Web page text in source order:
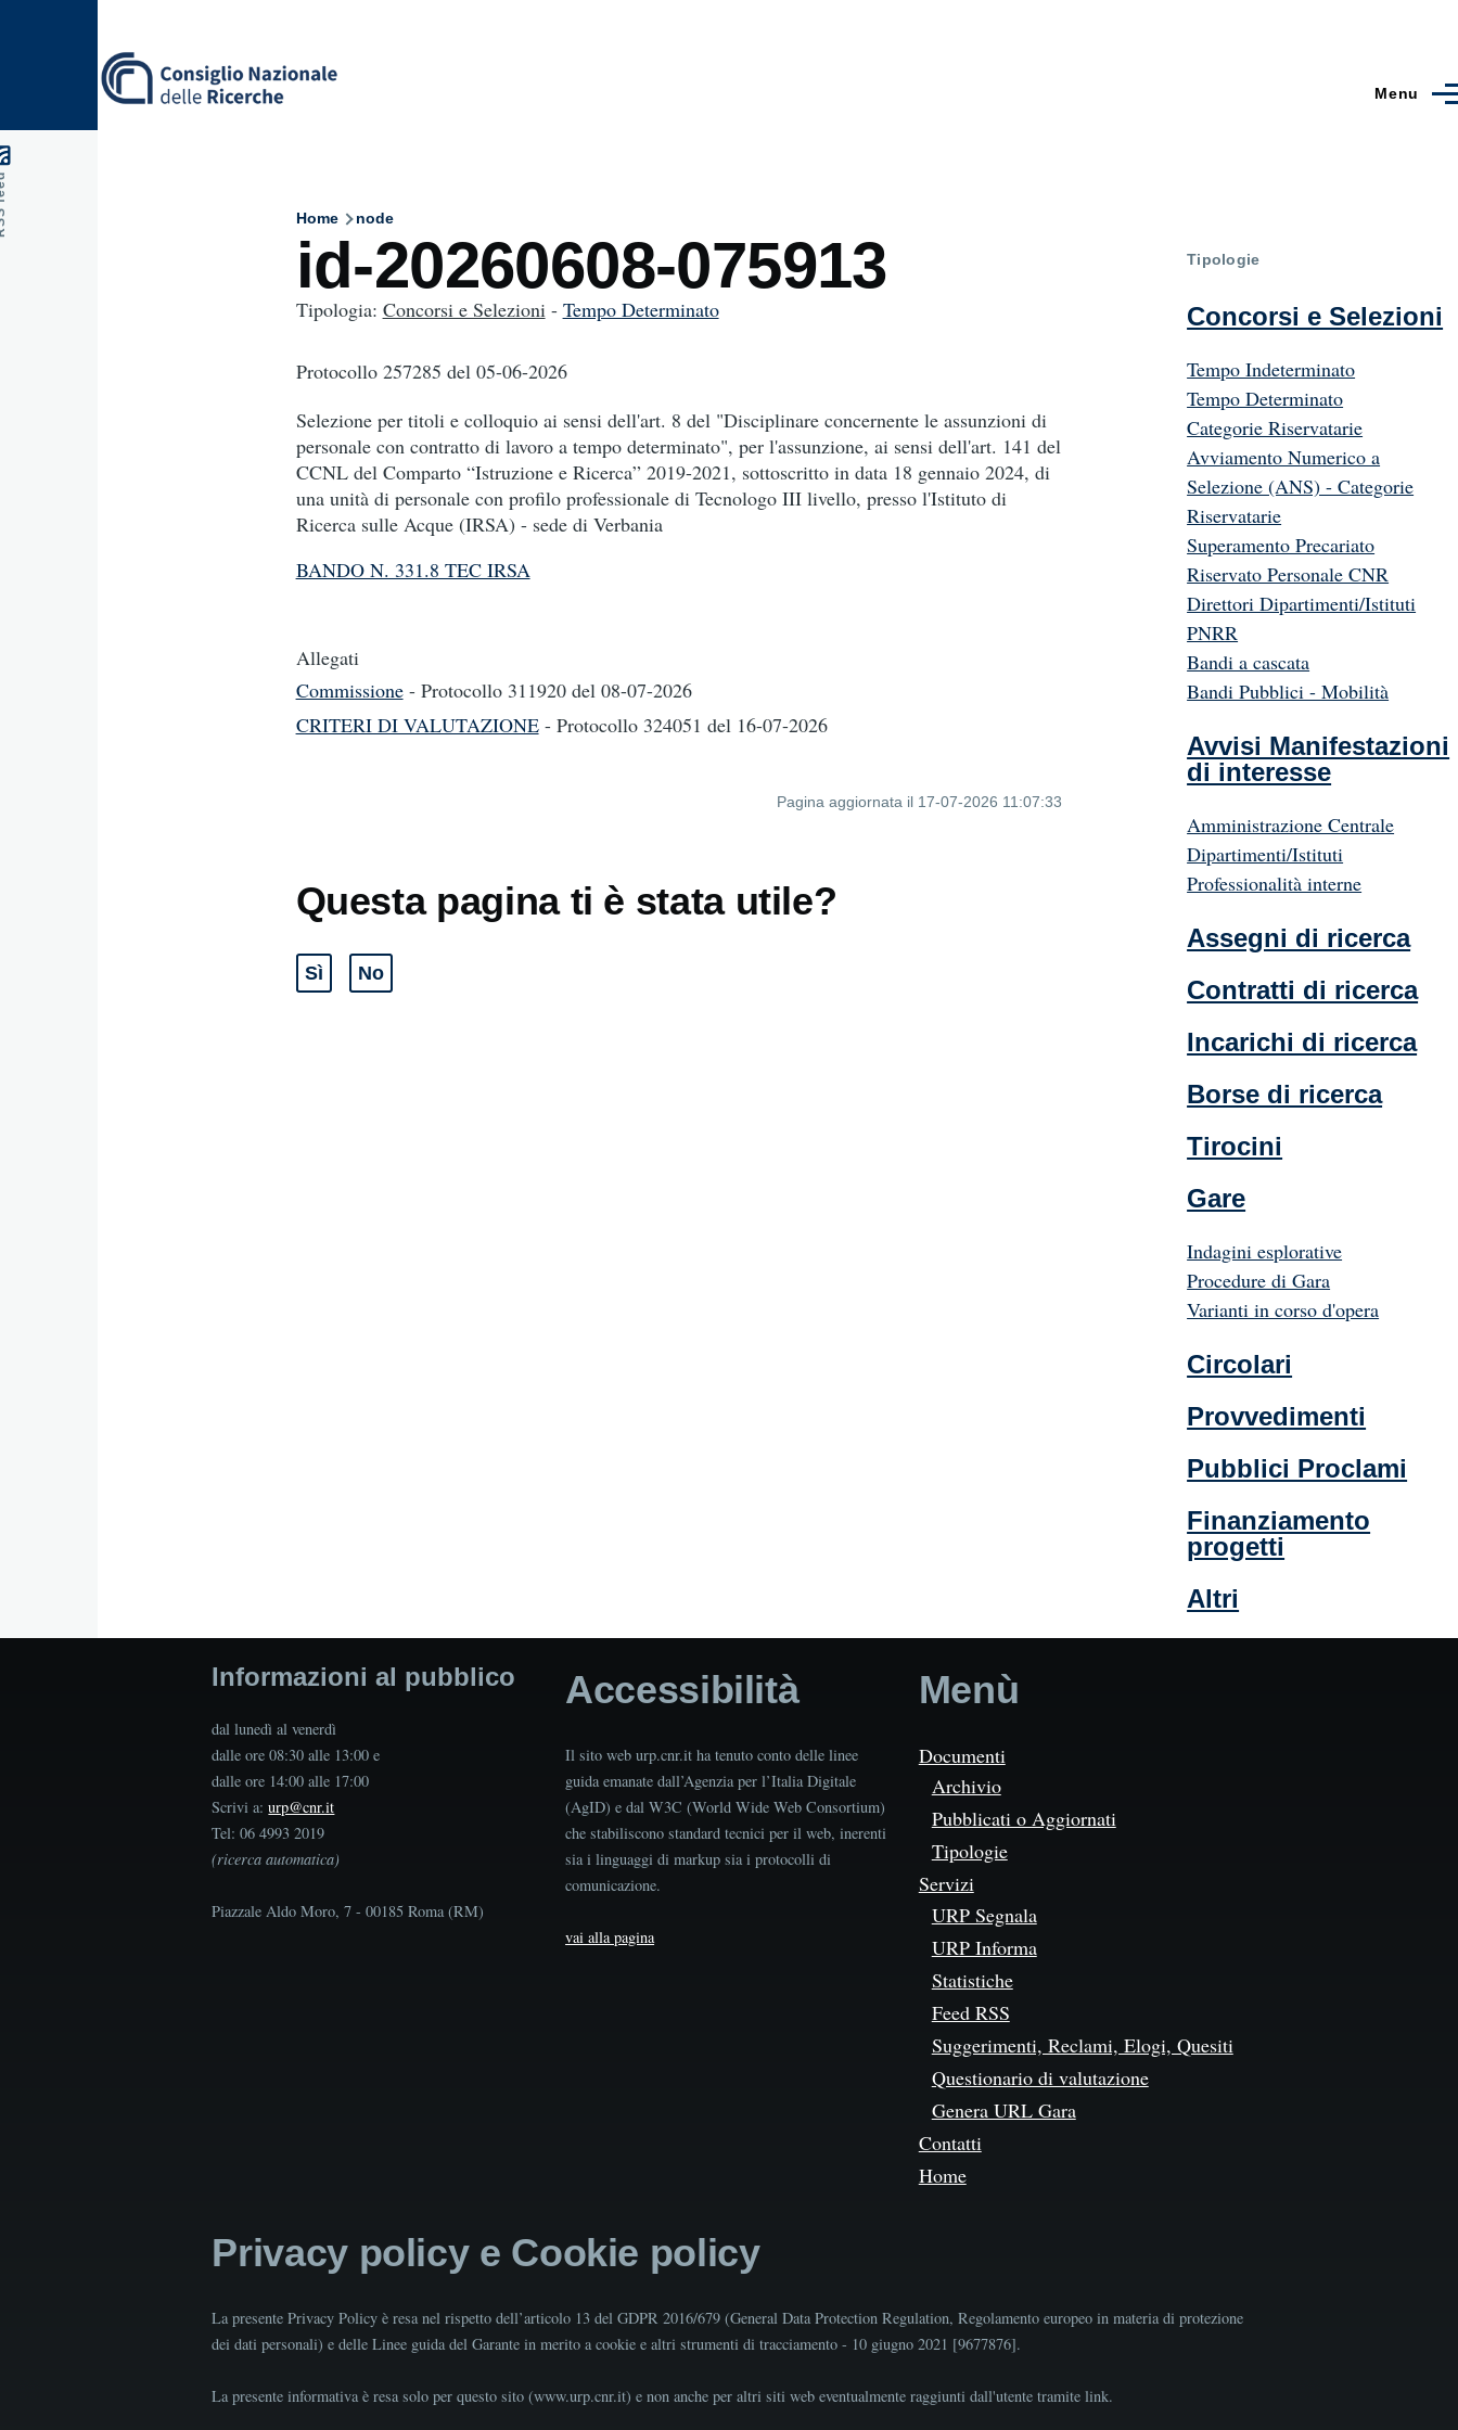
Menu
Breadcrumb
Home node
id-20260608-075913
Tipologia: Concorsi e Selezioni- Tempo Determinato
Protocollo 257285 del 05-06-2026
Selezione per titoli e colloquio ai sensi dell'art. 8 del "Disciplinare concernente le assunzioni di
personale con contratto di lavoro a tempo determinato", per l'assunzione, ai sensi dell'art. 141 del
CCNL del Comparto “Istruzione e Ricerca” 2019-2021, sottoscritto in data 18 gennaio 2024, di
una unità di personale con profilo professionale di Tecnologo III livello, presso l'Istituto di
Ricerca sulle Acque (IRSA) - sede di Verbania
BANDO N. 331.8 TEC IRSA
Allegati
Commissione - Protocollo 311920 del 08-07-2026
CRITERI DI VALUTAZIONE - Protocollo 324051 del 16-07-2026
Pagina aggiornata il 17-07-2026 11:07:33
Questa pagina ti è stata utile?
Sì
Tipologie
Concorsi e Selezioni
Tempo Indeterminato
Tempo Determinato
Categorie Riservatarie
Avviamento Numerico a
Selezione (ANS) - Categorie
Riservatarie
Superamento Precariato
Riservato Personale CNR
Direttori Dipartimenti/Istituti
PNRR
Bandi a cascata
Bandi Pubblici - Mobilità
Avvisi Manifestazioni
di interesse
Amministrazione Centrale
Dipartimenti/Istituti
Professionalità interne
Assegni di ricerca
Contratti di ricerca
Incarichi di ricerca
Borse di ricerca
Tirocini
Gare
Indagini esplorative
Procedure di Gara
Varianti in corso d'opera
Circolari
Provvedimenti
Pubblici Proclami
Finanziamento
progetti
Altri
Informazioni al pubblico
dal lunedì al venerdì
dalle ore 08:30 alle 13:00 e
dalle ore 14:00 alle 17:00
Scrivi a:urp@cnr.it
Tel: 06 4993 2019
(ricerca automatica)
Piazzale Aldo Moro, 7 - 00185 Roma (RM)
Accessibilità
Il sito web urp.cnr.it ha tenuto conto delle linee
guida emanate dall’Agenzia per l’Italia Digitale
(AgID) e dal W3C (World Wide Web Consortium)
che stabiliscono standard tecnici per il web, inerenti
sia i linguaggi di markup sia i protocolli di
comunicazione.
vai alla pagina
Menù
Documenti
Archivio
Pubblicati o Aggiornati
Tipologie
Servizi
URP Segnala
URP Informa
Statistiche
Feed RSS
Suggerimenti, Reclami, Elogi, Quesiti
Questionario di valutazione
Genera URL Gara
Contatti
Home
Privacy policy e Cookie policy
La presente Privacy Policy è resa nel rispetto dell’articolo 13 del GDPR 2016/679 (General Data Protection Regulation, Regolamento europeo in materia di protezione
dei dati personali) e delle Linee guida del Garante in merito a cookie e altri strumenti di tracciamento - 10 giugno 2021 [9677876].
La presente informativa è resa solo per questo sito (www.urp.cnr.it) e non anche per altri siti web eventualmente raggiunti dall'utente tramite link.